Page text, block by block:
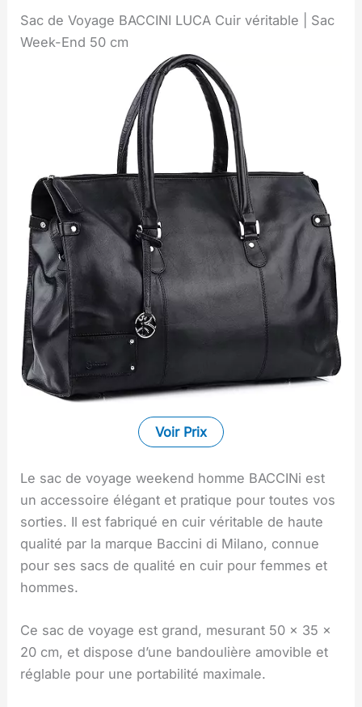
Sac de Voyage BACCINI LUCA Cuir véritable | Sac
Week-End 50 cm
Voir Prix
Le sac de voyage weekend homme BACCINi est
un accessoire élégant et pratique pour toutes vos
sorties. Il est fabriqué en cuir véritable de haute
qualité par la marque Baccini di Milano, connue
pour ses sacs de qualité en cuir pour femmes et
hommes.
Ce sac de voyage est grand, mesurant 50 x 35 x
20 cm, et dispose d’une bandoulière amovible et
réglable pour une portabilité maximale.